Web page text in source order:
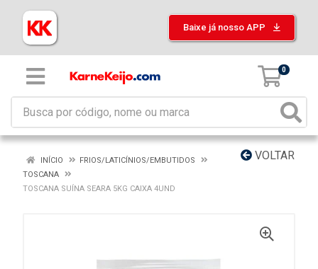
Baixe já nosso APP
0
VOLTAR
INÍCIO
FRIOS/LATICÍNIOS/EMBUTIDOS
TOSCANA
TOSCANA SUÍNA SEARA 5KG CAIXA 4UND